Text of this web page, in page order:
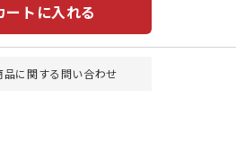
ートに入れる
品に関する問い合わせ